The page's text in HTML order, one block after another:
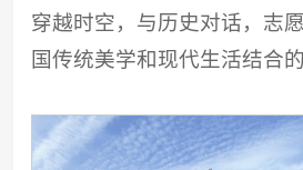
穿越时空，与历史对话，志
国传统美学和现代生活结合的